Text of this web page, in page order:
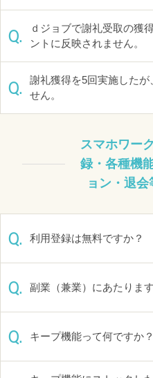
Q.
ｄジョブで謝礼受取の獲
ントに反映されません。
Q.
謝礼獲得を5回実施した
せん。
スマホワー
録・各種機
ョン・退
Q. 利用登録は無料ですか？
Q. 副業（兼業）にあたりま
Q. キープ機能って何ですか？